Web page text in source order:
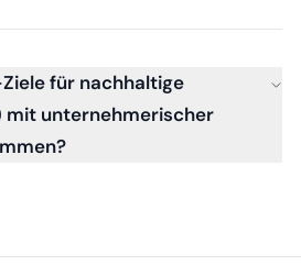
für nachhaltige
mit unternehmerischer